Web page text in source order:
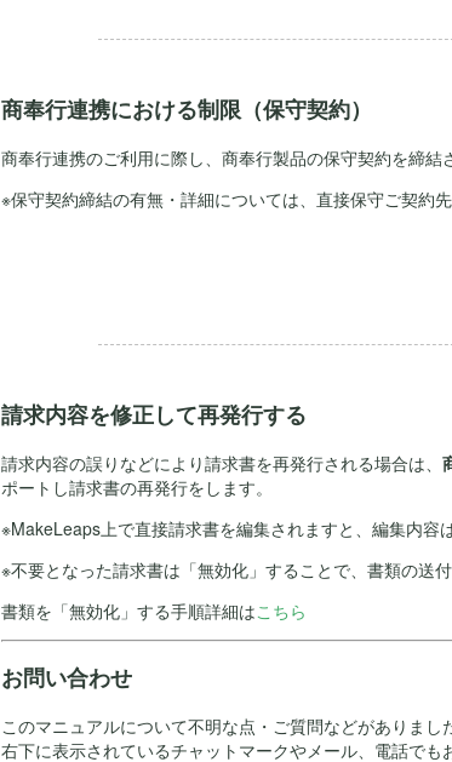
商奉行連携における制限（保守契約）
商奉行連携のご利用に際し、商奉行製品の保守契約を締結
※保守契約締結の有無・詳細については、直接保守ご契約
請求内容を修正して再発行する
請求内容の誤りなどにより請求書を再発行される場合は、
ポートし請求書の再発行をします。
※MakeLeaps上で直接請求書を編集されますと、編集内容
※不要となった請求書は「無効化」することで、書類の送
書類を「無効化」する手順詳細はこちら
お問い合わせ
このマニュアルについて不明な点・ご質問などがありまし
右下に表示されているチャットマークやメール、電話でも